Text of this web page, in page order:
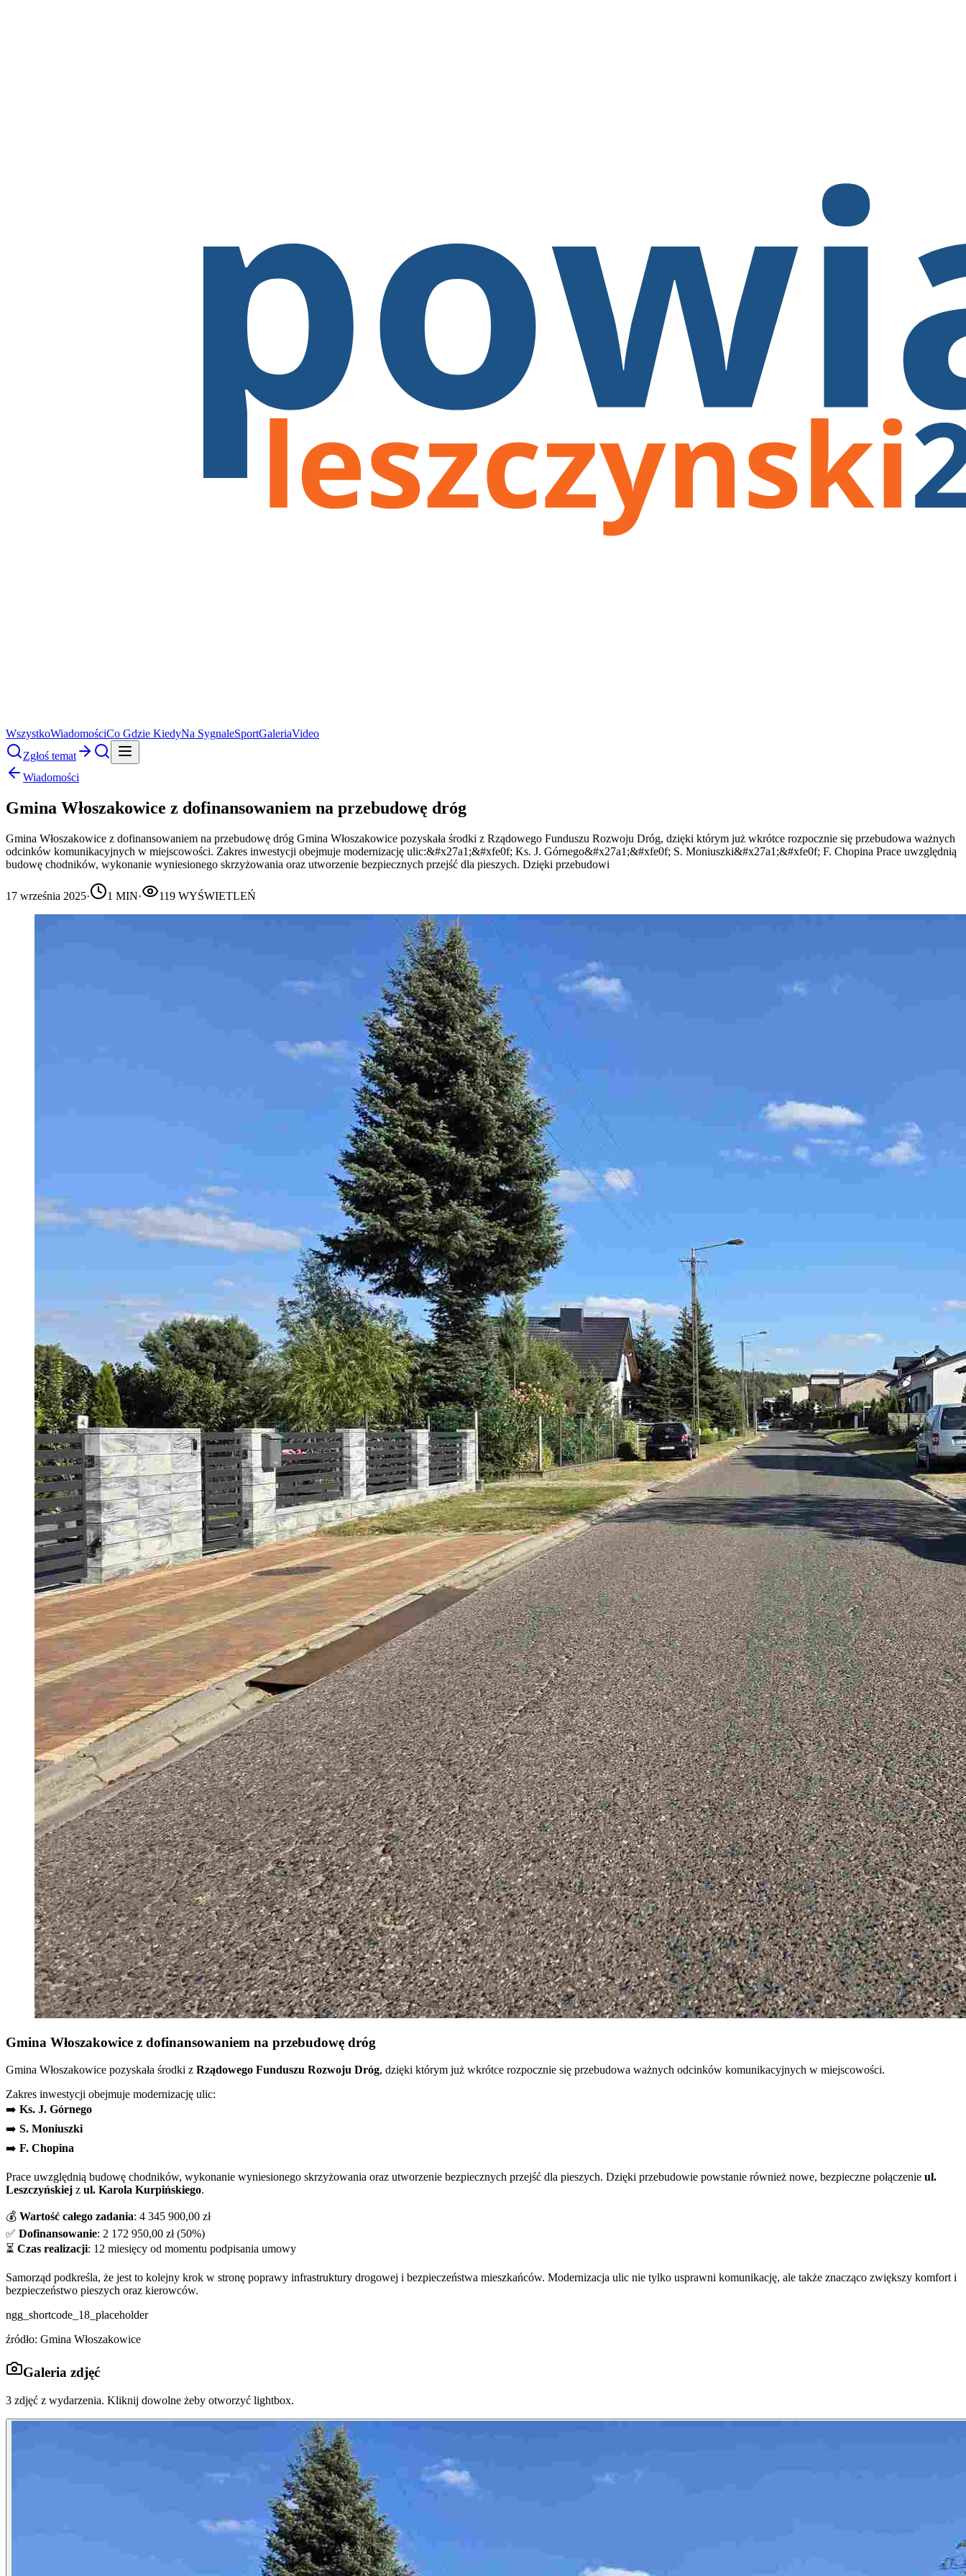
WszystkoWiadomościCo Gdzie KiedyNa SygnaleSportGaleriaVideo
Zgłoś temat
Wiadomości
Gmina Włoszakowice z dofinansowaniem na przebudowę dróg
Gmina Włoszakowice z dofinansowaniem na przebudowę dróg Gmina Włoszakowice pozyskała środki z Rządowego Funduszu Rozwoju Dróg, dzięki którym już wkrótce rozpocznie się przebudowa ważnych
odcinków komunikacyjnych w miejscowości. Zakres inwestycji obejmuje modernizację ulic:&#x27a1;&#xfe0f; Ks. J. Górnego&#x27a1;&#xfe0f; S. Moniuszki&#x27a1;&#xfe0f; F. Chopina Prace uwzględnią
budowę chodników, wykonanie wyniesionego skrzyżowania oraz utworzenie bezpiecznych przejść dla pieszych. Dzięki przebudowi
17 września 2025· 1 MIN· 119 WYŚWIETLEŃ
Gmina Włoszakowice z dofinansowaniem na przebudowę dróg
Gmina Włoszakowice pozyskała środki z Rządowego Funduszu Rozwoju Dróg, dzięki którym już wkrótce rozpocznie się przebudowa ważnych odcinków komunikacyjnych w miejscowości.
Zakres inwestycji obejmuje modernizację ulic:
➡️ Ks. J. Górnego
➡️ S. Moniuszki
➡️ F. Chopina
Prace uwzględnią budowę chodników, wykonanie wyniesionego skrzyżowania oraz utworzenie bezpiecznych przejść dla pieszych. Dzięki przebudowie powstanie również nowe, bezpieczne połączenie ul.
Leszczyńskiej z ul. Karola Kurpińskiego.
💰 Wartość całego zadania: 4 345 900,00 zł
✅ Dofinansowanie: 2 172 950,00 zł (50%)
⏳ Czas realizacji: 12 miesięcy od momentu podpisania umowy
Samorząd podkreśla, że jest to kolejny krok w stronę poprawy infrastruktury drogowej i bezpieczeństwa mieszkańców. Modernizacja ulic nie tylko usprawni komunikację, ale także znacząco zwiększy komfort i
bezpieczeństwo pieszych oraz kierowców.
ngg_shortcode_18_placeholder
źródło: Gmina Włoszakowice
Galeria zdjęć
3 zdjęć z wydarzenia. Kliknij dowolne żeby otworzyć lightbox.